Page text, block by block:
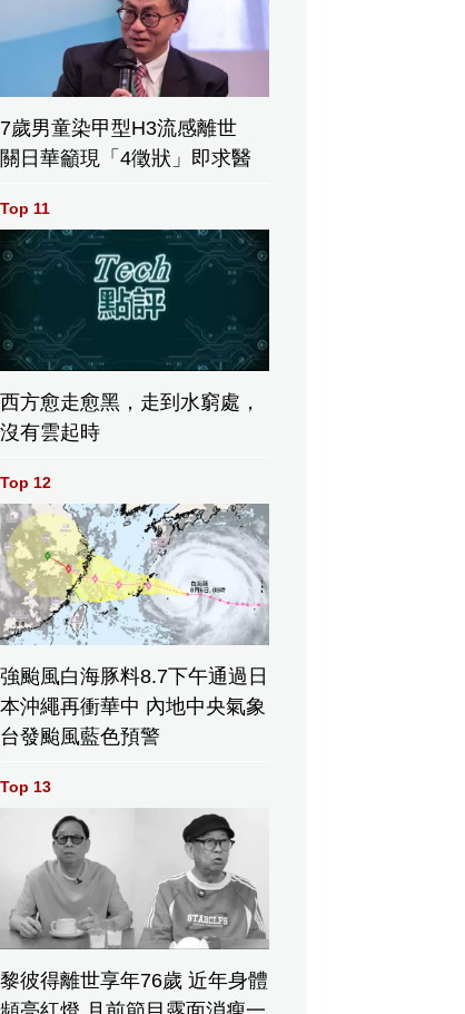
7歲男童染甲型H3流感離世
關日華籲現「4徵狀」即求醫
Top 11
西方愈走愈黑，走到水窮處，
沒有雲起時
Top 12
強颱風白海豚料8.7下午通過日
本沖繩再衝華中 內地中央氣象
台發颱風藍色預警
Top 13
黎彼得離世享年76歲 近年身體